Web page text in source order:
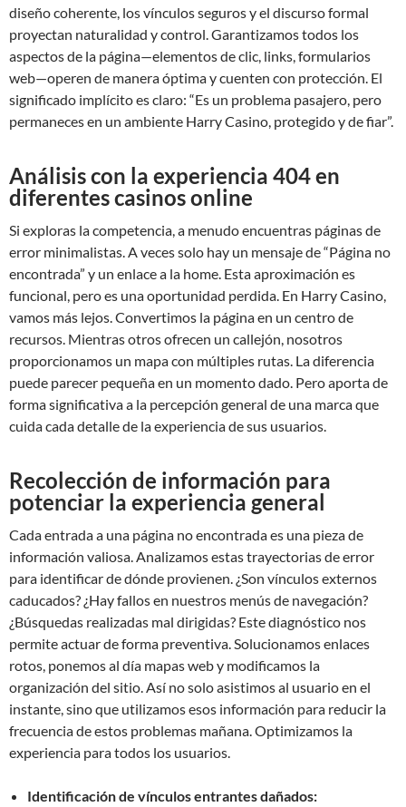
diseño coherente, los vínculos seguros y el discurso formal
proyectan naturalidad y control. Garantizamos todos los
aspectos de la página—elementos de clic, links, formularios
web—operen de manera óptima y cuenten con protección. El
significado implícito es claro: “Es un problema pasajero, pero
permaneces en un ambiente Harry Casino, protegido y de fiar”.
Análisis con la experiencia 404 en
diferentes casinos online
Si exploras la competencia, a menudo encuentras páginas de
error minimalistas. A veces solo hay un mensaje de “Página no
encontrada” y un enlace a la home. Esta aproximación es
funcional, pero es una oportunidad perdida. En Harry Casino,
vamos más lejos. Convertimos la página en un centro de
recursos. Mientras otros ofrecen un callejón, nosotros
proporcionamos un mapa con múltiples rutas. La diferencia
puede parecer pequeña en un momento dado. Pero aporta de
forma significativa a la percepción general de una marca que
cuida cada detalle de la experiencia de sus usuarios.
Recolección de información para
potenciar la experiencia general
Cada entrada a una página no encontrada es una pieza de
información valiosa. Analizamos estas trayectorias de error
para identificar de dónde provienen. ¿Son vínculos externos
caducados? ¿Hay fallos en nuestros menús de navegación?
¿Búsquedas realizadas mal dirigidas? Este diagnóstico nos
permite actuar de forma preventiva. Solucionamos enlaces
rotos, ponemos al día mapas web y modificamos la
organización del sitio. Así no solo asistimos al usuario en el
instante, sino que utilizamos esos información para reducir la
frecuencia de estos problemas mañana. Optimizamos la
experiencia para todos los usuarios.
Identificación de vínculos entrantes dañados: